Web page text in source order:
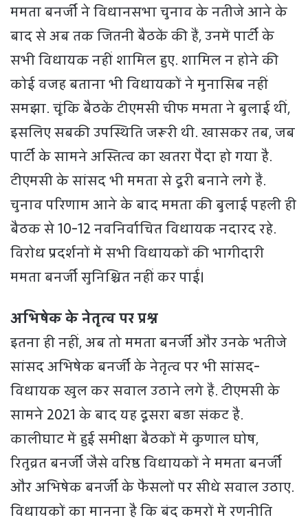
ममता बनर्जी ने विधानसभा चुनाव के नतीजे आने के
बाद से अब तक जितनी बैठकें की हैं, उनमें पार्टी के
सभी विधायक नहीं शामिल हुए. शामिल न होने की
कोई वजह बताना भी विधायकों ने मुनासिब नहीं
समझा. चूंकि बैठकें टीएमसी चीफ ममता ने बुलाई थीं,
इसलिए सबकी उपस्थिति जरूरी थी. खासकर तब, जब
पार्टी के सामने अस्तित्व का खतरा पैदा हो गया है.
टीएमसी के सांसद भी ममता से दूरी बनाने लगे हैं.
चुनाव परिणाम आने के बाद ममता की बुलाई पहली ही
बैठक से 10-12 नवनिर्वाचित विधायक नदारद रहे.
विरोध प्रदर्शनों में सभी विधायकों की भागीदारी
ममता बनर्जी सुनिश्चित नहीं कर पाईं।
अभिषेक के नेतृत्व पर प्रश्न
इतना ही नहीं, अब तो ममता बनर्जी और उनके भतीजे
सांसद अभिषेक बनर्जी के नेतृत्व पर भी सांसद-
विधायक खुल कर सवाल उठाने लगे हैं. टीएमसी के
सामने 2021 के बाद यह दूसरा बड़ा संकट है.
कालीघाट में हुई समीक्षा बैठकों में कुणाल घोष,
रितुव्रत बनर्जी जैसे वरिष्ठ विधायकों ने ममता बनर्जी
और अभिषेक बनर्जी के फैसलों पर सीधे सवाल उठाए.
विधायकों का मानना है कि बंद कमरों में रणनीति